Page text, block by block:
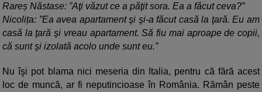
Rareș Năstase: ”Aţi văzut ce a păţit sora. Ea a făcut ceva?”
Nicolița: ”Ea avea apartament şi şi-a făcut casă la ţară. Eu am
casă la ţară şi vreau apartament. Să fiu mai aproape de copii,
că sunt şi izolată acolo unde sunt eu.”
Nu îşi pot blama nici meseria din Italia, pentru că fără acest
loc de muncă, ar fi neputincioase în România. Rămân peste